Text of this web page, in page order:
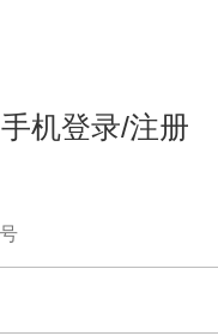
手机登录/注册